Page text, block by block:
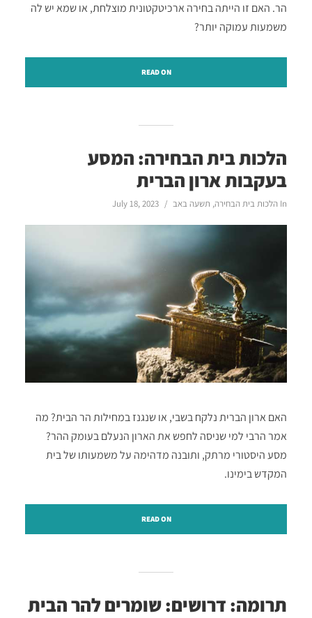
הר. האם זו הייתה בחירה ארכיטקטונית מוצלחת, או שמא יש לה
משמעות עמוקה יותר?
READ ON
הלכות בית הבחירה: המסע
בעקבות ארון הברית
In הלכות בית הבחירה, תשעה באב July 18, 2023
האם ארון הברית נלקח בשבי, או שנגנז במחילות הר הבית? מה
אמר הרבי למי שניסה לחפש את הארון הנעלם בעומק ההר?
מסע היסטורי מרתק, ותובנה מדהימה על משמעותו של בית
המקדש בימינו.
READ ON
תרומה: דרושים: שומרים להר הבית